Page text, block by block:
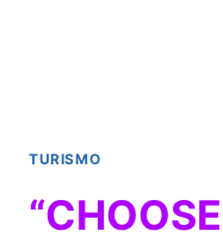
TURISMO